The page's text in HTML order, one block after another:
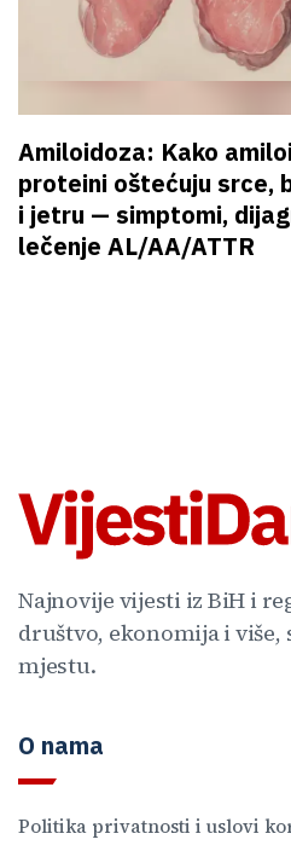
Amiloidoza: Kako
proteini oštećuju srce,
i jetru — simptomi,
lečenje AL/AA/ATTR
Najnovije vijesti iz BiH i
društvo, ekonomija i više,
mjestu.
O nama
Politika privatnosti i uslovi